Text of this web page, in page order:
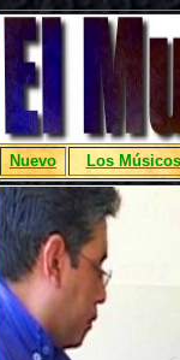
Nuevo Los Músicos